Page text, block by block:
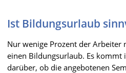
Ist Bildungsurlaub
Nur wenige Prozent der
einen Bildungsurlaub. Es
darüber, ob die angebotenen